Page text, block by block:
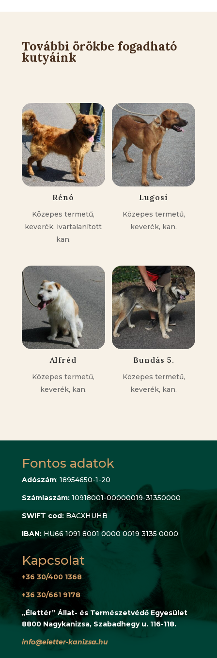
További örökbe fogadható
kutyáink
Rénó
Közepes termetű,
keverék, ivartalanított
kan.
Lugosi
Közepes termetű,
keverék, kan.
Alfréd
Közepes termetű,
keverék, kan.
Bundás 5.
Közepes termetű,
keverék, kan.
Fontos adatok
Adószám: 18954650-1-20
Számlaszám: 10918001-00000019-31350000
SWIFT cod: BACXHUHB
IBAN: HU66 1091 8001 0000 0019 3135 0000
Kapcsolat
+36 30/400 1368
+36 30/661 9178
„Élettér” Állat- és Természetvédő Egyesület
8800 Nagykanizsa, Szabadhegy u. 116-118.
info@eletter-kanizsa.hu